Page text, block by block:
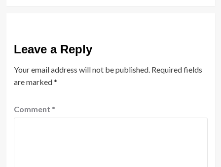
Leave a Reply
Your email address will not be published. Required fields
are marked*
Comment *